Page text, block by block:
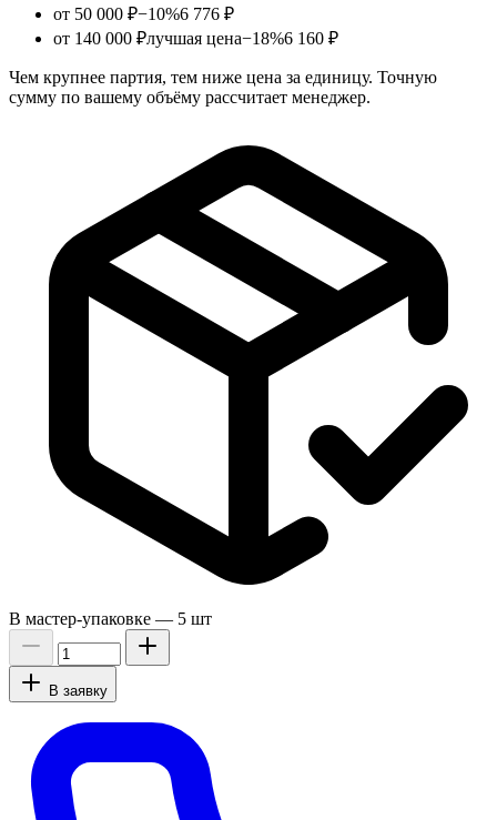
от 50 000 ₽−10%6 776 ₽
от 140 000 ₽лучшая цена−18%6 160 ₽
Чем крупнее партия, тем ниже цена за единицу. Точную
сумму по вашему объёму рассчитает менеджер.
В мастер-упаковке — 5 шт
В заявку